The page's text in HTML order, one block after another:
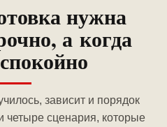
нужна
а когда
зависит и порядок
четыре сценария, которые